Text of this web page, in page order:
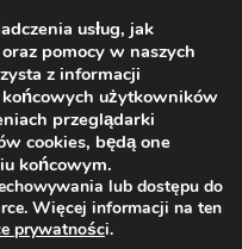
usług, jak
pomocy w naszych
z informacji
końcowych użytkowników
przeglądarki
cookies, będą one
końcowym.
lub dostępu do
Więcej informacji na ten
prywatności.